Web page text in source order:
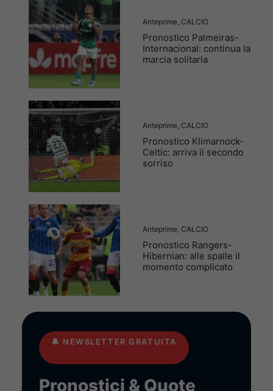
Anteprime, CALCIO
Pronostico Palmeiras-
Internacional: continua la
marcia solitaria
Anteprime, CALCIO
Pronostico Klimarnock-
Celtic: arriva il secondo
sorriso
Anteprime, CALCIO
Pronostico Rangers-
Hibernian: alle spalle il
momento complicato
🔔 NEWSLETTER GRATUITA
Pronostici & Quote